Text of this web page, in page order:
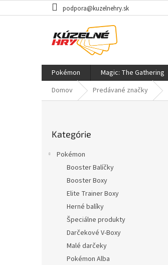
na
podpora@kuzelnehry.sk
Pokémon Magic: The Gathering
Domov
Predávané značky
kategórie
Kategórie
Pokémon
Booster Balíčky
Booster Boxy
Elite Trainer Boxy
Herné balíky
Špeciálne produkty
Darčekové V-Boxy
Malé darčeky
Pokémon Alba